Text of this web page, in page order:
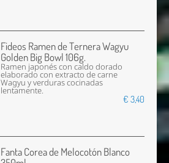
Fideos Ramen de Ternera Wagyu
Golden Big Bowl 106g.
Ramen japonés con caldo dorado
elaborado con extracto de carne
Wagyu y verduras cocinadas
lentamente.
€ 3,40
Fanta Corea de Melocotón Blanco